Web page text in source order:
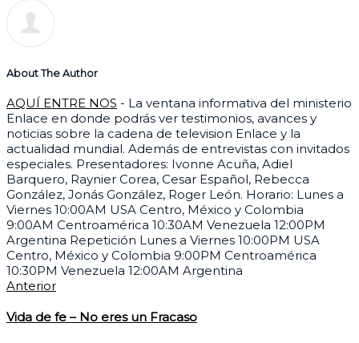
About The Author
AQUÍ ENTRE NOS - La ventana informativa del ministerio
Enlace en donde podrás ver testimonios, avances y
noticias sobre la cadena de television Enlace y la
actualidad mundial. Además de entrevistas con invitados
especiales. Presentadores: Ivonne Acuña, Adiel
Barquero, Raynier Corea, Cesar Español, Rebecca
González, Jonás González, Roger León. Horario: Lunes a
Viernes 10:00AM USA Centro, México y Colombia
9:00AM Centroamérica 10:30AM Venezuela 12:00PM
Argentina Repetición Lunes a Viernes 10:00PM USA
Centro, México y Colombia 9:00PM Centroamérica
10:30PM Venezuela 12:00AM Argentina
Anterior
Vida de fe – No eres un Fracaso